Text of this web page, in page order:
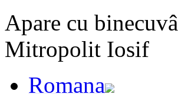
Apare cu
Mitropolit Iosif
Romana